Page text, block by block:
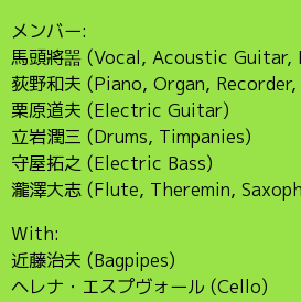
メンバー:
馬頭將噐 (Vocal, Acoustic
荻野和夫 (Piano, Organ,
栗原道夫 (Electric Guitar)
立岩潤三 (Drums, Timpanies)
守屋拓之 (Electric Bass)
瀧澤大志 (Flute, Theremin,
With:
近藤治夫 (Bagpipes)
ヘレナ・エスプヴォール (Cello)